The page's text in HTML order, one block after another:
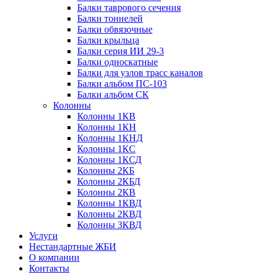
Балки таврового сечения
Балки тоннелей
Балки обвязочные
Балки крыльца
Балки серия ИИ 29-3
Балки односкатные
Балки для узлов трасс каналов
Балки альбом ПС-103
Балки альбом СК
Колонны
Колонны 1КВ
Колонны 1КН
Колонны 1КНД
Колонны 1КС
Колонны 1КСД
Колонны 2КБ
Колонны 2КБД
Колонны 2КВ
Колонны 1КВД
Колонны 2КВД
Колонны 3КВД
Услуги
Нестандартные ЖБИ
О компании
Контакты